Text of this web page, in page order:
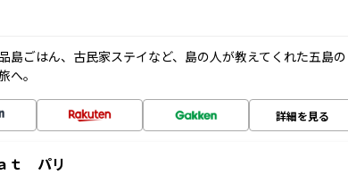
島ごはん、古民家ステイなど、島の人が教えてくれた五島の
へ。
詳細を見る
ｔ パリ